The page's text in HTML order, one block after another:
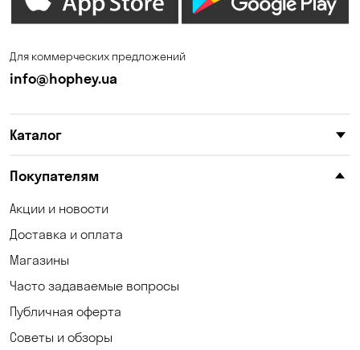
Для коммерческих предложений
info@hophey.ua
Каталог
Покупателям
Акции и новости
Доставка и оплата
Магазины
Часто задаваемые вопросы
Публичная оферта
Советы и обзоры